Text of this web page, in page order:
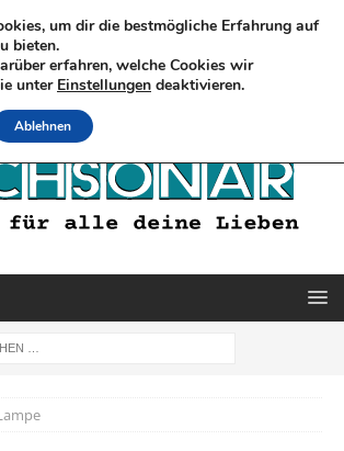
um dir die bestmögliche Erfahrung auf
bieten.
erfahren, welche Cookies wir
unter Einstellungen deaktivieren.
Ablehnen